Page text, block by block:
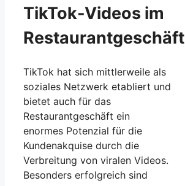
TikTok-Videos im
Restaurantgeschäft
TikTok hat sich mittlerweile als
soziales Netzwerk etabliert und
bietet auch für das
Restaurantgeschäft ein
enormes Potenzial für die
Kundenakquise durch die
Verbreitung von viralen Videos.
Besonders erfolgreich sind